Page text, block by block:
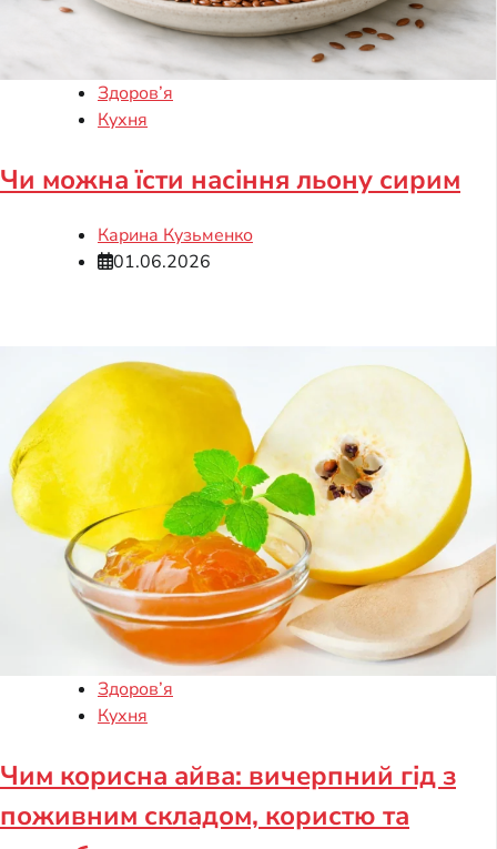
Здоров’я
Кухня
Чи можна їсти насіння льону сирим
Карина Кузьменко
01.06.2026
Здоров’я
Кухня
Чим корисна айва: вичерпний гід з
поживним складом, користю та